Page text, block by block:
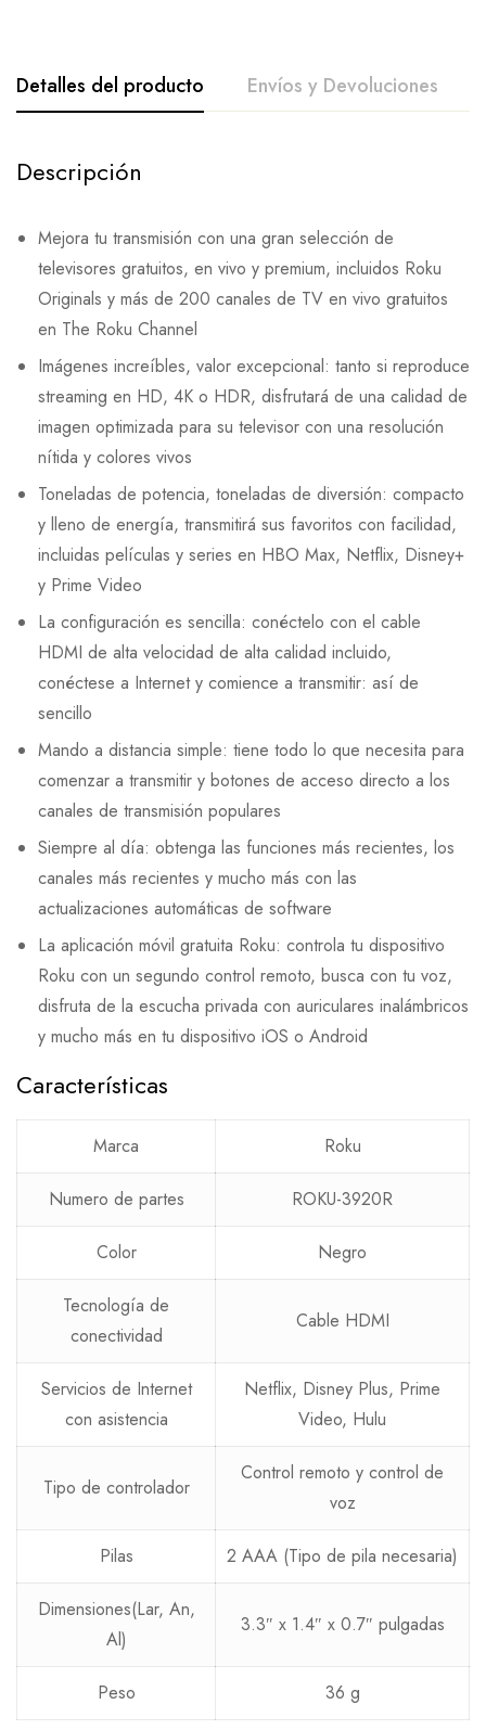
Detalles del producto Envíos y Devoluciones
Descripción
Mejora tu transmisión con una gran selección de
televisores gratuitos, en vivo y premium, incluidos Roku
Originals y más de 200 canales de TV en vivo gratuitos
en The Roku Channel
Imágenes increíbles, valor excepcional: tanto si reproduce
streaming en HD, 4K o HDR, disfrutará de una calidad de
imagen optimizada para su televisor con una resolución
nítida y colores vivos
Toneladas de potencia, toneladas de diversión: compacto
y lleno de energía, transmitirá sus favoritos con facilidad,
incluidas películas y series en HBO Max, Netflix, Disney+
y Prime Video
La configuración es sencilla: conéctelo con el cable
HDMI de alta velocidad de alta calidad incluido,
conéctese a Internet y comience a transmitir: así de
sencillo
Mando a distancia simple: tiene todo lo que necesita para
comenzar a transmitir y botones de acceso directo a los
canales de transmisión populares
Siempre al día: obtenga las funciones más recientes, los
canales más recientes y mucho más con las
actualizaciones automáticas de software
La aplicación móvil gratuita Roku: controla tu dispositivo
Roku con un segundo control remoto, busca con tu voz,
disfruta de la escucha privada con auriculares inalámbricos
y mucho más en tu dispositivo iOS o Android
Características
Marca Roku
Numero de partes ROKU-3920R
Color Negro
Tecnología de
conectividad
Cable HDMI
Servicios de Internet
con asistencia
Netflix, Disney Plus, Prime
Video, Hulu
Tipo de controlador
Control remoto y control de
voz
Pilas 2 AAA (Tipo de pila necesaria)
Dimensiones(Lar, An,
Al)
3.3″ x 1.4″ x 0.7″ pulgadas
Peso 36 g